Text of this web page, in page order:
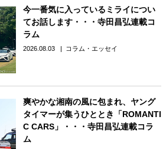
今一番気に入っているミライについ
てお話します・・・寺田昌弘連載コ
ラム
2026.08.03 コラム・エッセイ
爽やかな湘南の風に包まれ、ヤング
タイマーが集うひととき「ROMANTI
C CARS」・・・寺田昌弘連載コラ
ム